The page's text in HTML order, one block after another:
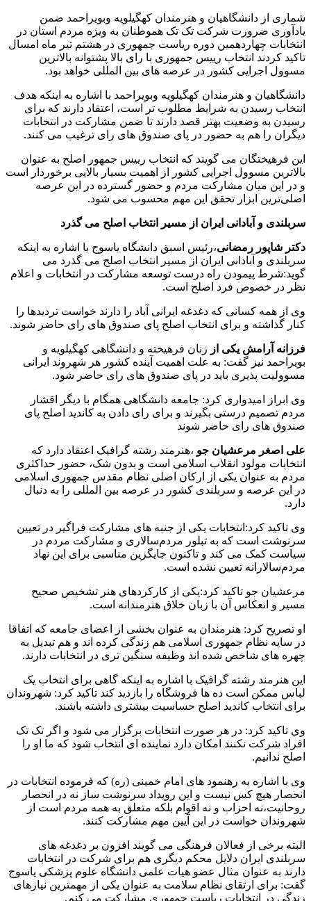
شماری از دانشگاهیان و هنرمندان کهگیلویه وبویراحمد ضمن
یادآوری ضرورت شرکت تک تک هموطنان به ویژه مردم استان در
انتخابات چهاردهمین دوره ریاست جمهوری در هشتم تیر ماه امسال
تاکید کردند انتخاب رییس جمهوری با رای بالا پشتوانه بالاترین
مسوول اجرایی کشور در عرصه های بین المللی خواهد بود.
دانشگاهیان و هنرمندان کهگیلویه وبویراحمد با اشاره به اینکه هدف
انتخاب رسیدن به شرایط مطلوب تر است، اعتقاد دارند که برای
رسیدن به وضعیت بهتر قصد دارند تا ضمن مشارکت در انتخابات
دیگران را هم به حضور در پای صندوق های رای ترغیب می کنند.
این فرهیختگان می گویند که انتخاب رییس جمهور اصلح به عنوان
بالاترین مسوول اجرایی کشور از اهمیت بسیار بالایی برخوردار است
و در این میان مشارکت مردم و حضور گسترده در این عرصه
اصلی‌ترین ابزار تحقق این مهم محسوب می شود.
سربلندی و آبادانی ایران از مسیر انتخاب اصلح می گذرد
دکتر شاپور رمضانی،رئیس اسبق دانشگاه یاسوج با اشاره به اینکه
سربلندی و آبادانی ایران از مسیر انتخاب اصلح می گذرد می
گوید:شرط پیمودن راه درست توسعه مشارکت در انتخابات و اعلام
نظر در خصوص فرد اصلح است.
وی از همه کسانی که دغدغه ایرانی آباد را دارند خواست تردیدها را
کنار گذاشته و برای انتخاب اصلح پای صندوق های رای حاضر شوند.
فرزانه آرامش یکی از زنان فرهیخته و دانشگاهی کهگیلویه و
بویراحمد نیز گفت: به علت اهمیت آینده کشور هر شهروند ایرانی
مسوولیت پذیری باید در پای صندوق های رای حاضر شود.
وی ابراز امیدواری کرد: جامعه دانشگاهی همگام با دیگر اقشار
مردم تصمیم درستی بگیرند و برای رای دادن به کاندید اصلح پای
صندوق های رای حاضر شوند
علی اصغر مرعشیان جو ،هنرمند رشته گرافیک اعتقاد دارد که
انتخابات مولود انقلاب اسلامی است و بدون شک، حضور حداکثری
مردم به عنوان یکی از ارکان اصلی نظام مقدس جمهوری اسلامی
در این عرصه و سربلندی کشور در عرصه بین المللی را به دنبال
دارد.
وی تاکید کرد:انتخابات یکی از جنبه های مشارکت فراگیر در تعیین
سرنوشت است که به تبلور مردم‌سالاری و مشارکت مردم در
سیاست کمک می کند و تاکنون جایگزین مناسبی برای این نهاد
مردم‌سالارانه تعیین نشده است.
مرعشیان جو تاکید کرد:یکی از کارکردهای هنر تشخیص صحیح
مسیر و انعکاس آن با زبان خلاق هنرمندانه است.
او تصریح کرد: هنرمندان به عنوان بخشی از اعضای جامعه که اتفاقا
در سایه نظام جمهوری اسلامی هم زندگی کرده اند و هم تبدیل به
چهره های شاخص شده اند وظیفه سنگین تری در انتخابات دارند.
این هنرمند رشته گرافیک با اشاره به اینکه گاهی برای انتخاب یک
لباس ممکن است ده ها فروشگاه را بازدید کند تاکید کرد: شهروندان
برای انتخاب کاندید اصلح حساسیت بیشتری داشته باشند.
وی تاکید کرد: در هر صورت انتخابات برگزار می شود و اگر تک تک
افراد شرکت نکنند امکان دارد نماینده ای انتخاب شود که ما او را
اصلح ندانیم.
وی با اشاره به رهنمود های امام خمینی (ره) که فرموده انتخابات در
انحصار هیچ کس نیست و این رویداد سرنوشت ساز نه در انحصار
روحانیت،نه احزاب و نه اقوام بلکه متعلق به همه مردم است از
شهروندان خواست در این آیین مهم مشارکت کنند.
البته برخی از فعالان فرهنگی می گویند افزون بر دغدغه های
سربلندی ایران دلایل محکم دیگری هم برای شرکت در انتخابات
دارند به عنوان مثال عضو هیات علمی دانشگاه علوم پزشکی یاسوج
گفت: برای ارتقای نظام سلامت به عنوان یکی از مهمترین نیازهای
زندگی در انتخابات ریاست جمهوری مشارکت می کنم.